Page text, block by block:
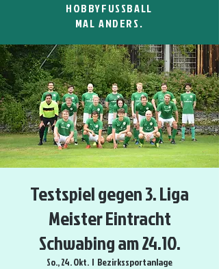
HOBBYFUSSBALL
MAL ANDERS.
Testspiel gegen 3. Liga
Meister Eintracht
Schwabing am 24.10.
So., 24. Okt.
  |
Bezirkssportanlage